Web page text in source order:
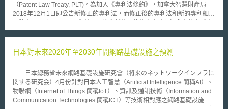
（Patent Law Treaty, PLT)。為加入《專利法條約》，加拿大智慧財產局
2018年12月1日即公告新修正的專利法，而修正後的專利法和新的專利細則
利法條約》。專利權採屬地主義，亦即在一個國家授予的專利權，僅在該國
利要再申請他國專利，僅有12個月的優先權（right of priority）；加入《專
在其他會員國擁有國際申請期日（international filing date）起算至少30個
月的優先權。 近年來，加拿大智慧財產權局積極規畫參與五項WIPO的
智慧財產權條約，以減少繁瑣的行政負擔，包括：工業設計的《海牙協定》
（Hague Agreement）、商標的《馬德里議定書》（Madrid Protocol）、
《新加坡條約》（Singapore Treaty）、《尼斯協定》（Nice Agreement）
日本對未來2020年至2030年間網路基礎設施之預測
日本總務省未來網路基礎設施研究會（将来のネットワークインフラに
関する研究会）4月份針對日本人工智慧（Artificial Intelligence 簡稱AI）、
物聯網（Internet of Things 簡稱IoT）、資訊及通訊技術（Information and
Communication Technologies 簡稱ICT）等技術相對應之網路基礎設施做